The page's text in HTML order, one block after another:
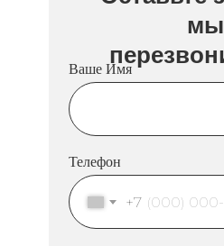
мы
Ваше Имя
Телефон
+7